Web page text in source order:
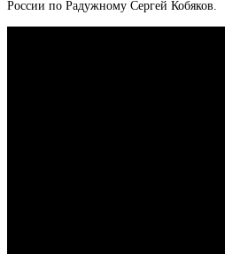
России по Радужному Сергей Кобяков.